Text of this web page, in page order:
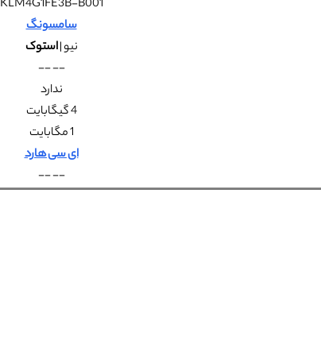
KLM4G1FE3B-B001
سامسونگ
نیو |استوک
-- --
ندارد
4 گیگابایت
1 مگابایت
ای سی هارد
-- --